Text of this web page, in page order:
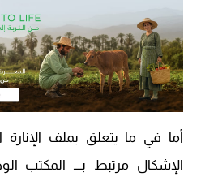
أما في ما يتعلق بملف
الإشكال مرتبط بـــ المكتب